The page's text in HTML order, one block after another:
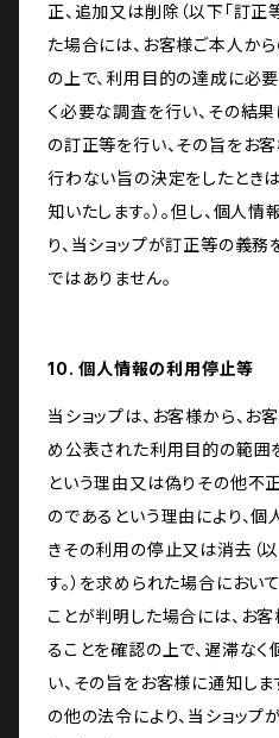
正、追加又は削除（以下「訂正
た場合には、お客様ご本人か
の上で、利用目的の達成に必
く必要な調査を行い、その結
の訂正等を行い、その旨をお
行わない旨の決定をしたとき
知いたします。）。但し、個人
り、当ショップが訂正等の義
ではありません。
10. 個人情報の利用停止等
当ショップは、お客様から、お
め公表された利用目的の範囲
という理由又は偽りその他不
のであるという理由により、
きその利用の停止又は消去（
す。）を求められた場合におい
ことが判明した場合には、お
ることを確認の上で、遅滞な
い、その旨をお客様に通知し
の他の法令により、当ショッ